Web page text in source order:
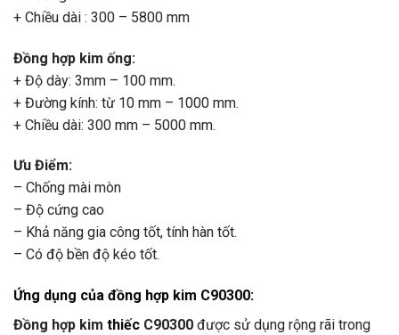
+ Chiều dài : 300 – 5800 mm
Đồng hợp kim ống:
+ Độ dày: 3mm – 100 mm.
+ Đường kính: từ 10 mm – 1000 mm.
+ Chiều dài: 300 mm – 5000 mm.
Ưu Điểm:
– Chống mài mòn
– Độ cứng cao
– Khả năng gia công tốt, tính hàn tốt.
– Có độ bền độ kéo tốt.
Ứng dụng của đồng hợp kim C90300:
Đồng hợp kim thiếc C90300 được sử dụng rộng rãi trong